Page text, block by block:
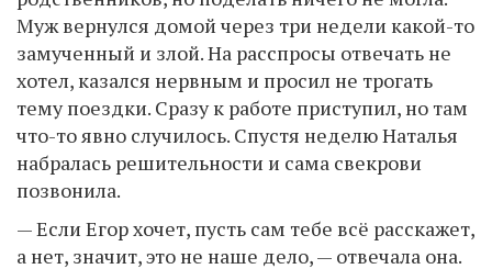
Муж вернулся домой через три недели какой-то
замученный и злой. На расспросы отвечать не
хотел, казался нервным и просил не трогать
тему поездки. Сразу к работе приступил, но там
что-то явно случилось. Спустя неделю Наталья
набралась решительности и сама свекрови
позвонила.
— Если Егор хочет, пусть сам тебе всё расскажет,
а нет, значит, это не наше дело, — отвечала она.